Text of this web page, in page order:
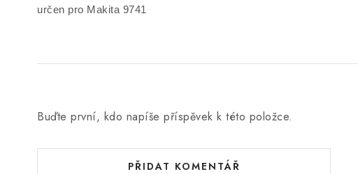
určen pro Makita 9741
Buďte první, kdo napíše příspěvek k této položce.
PŘIDAT KOMENTÁŘ